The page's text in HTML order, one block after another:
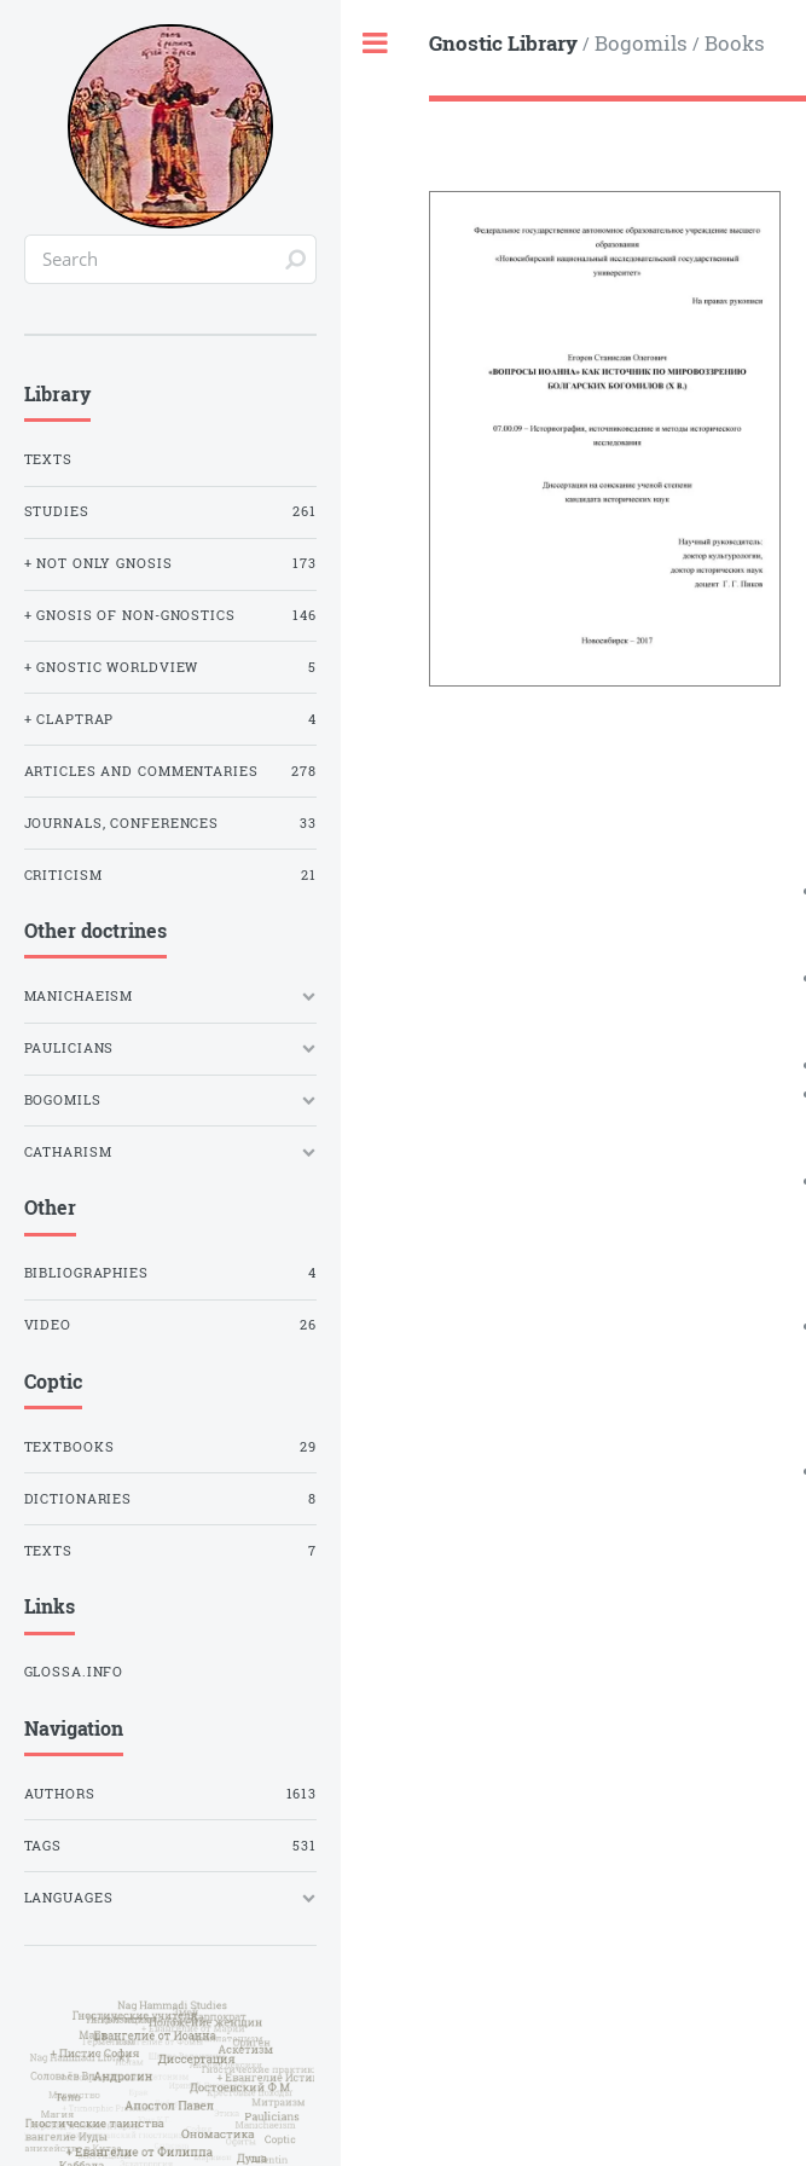
Gnostic Library/ Bogomils / Books
Library
TEXTS
STUDIES 261
+ NOT ONLY GNOSIS 173
+ GNOSIS OF NON-GNOSTICS 146
+ GNOSTIC WORLDVIEW 5
+ CLAPTRAP 4
ARTICLES AND COMMENTARIES 278
JOURNALS, CONFERENCES 33
CRITICISM 21
Other doctrines
MANICHAEISM
PAULICIANS
BOGOMILS
CATHARISM
Other
BIBLIOGRAPHIES 4
VIDEO 26
Coptic
TEXTBOOKS 29
DICTIONARIES 8
TEXTS 7
Links
GLOSSA.INFO
Navigation
AUTHORS 1613
TAGS 531
LANGUAGES
Toggle